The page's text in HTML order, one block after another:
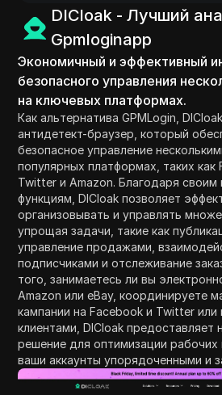
DICloak - Лучший
Gpmloginapp
Экономичный и эффективный
безопасного управления
на ключевых платформах.
Как альтернатива GPMLogin,
антидетект-браузер, который
безопасное управление
популярных платформах, таких как
Twitter и Amazon. Благодаря
функциям, DICloak позволяет
организовывать и управлять
упрощая задачи, такие как
управление продажами,
подписчиками и отслеживание
того, занимаетесь ли вы
Amazon или eBay, координируете
кампании на Facebook и Twitter или
клиентами, DICloak
решение для оптимизации рабочих
ваши аккаунты упорядоченными и